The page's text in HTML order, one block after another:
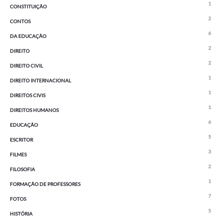
CONSTITUIÇÃO 1
CONTOS 2
DA EDUCAÇÃO 6
DIREITO 2
DIREITO CIVIL 2
DIREITO INTERNACIONAL 1
DIREITOS CIVIS 1
DIREITOS HUMANOS 1
EDUCAÇÃO 6
ESCRITOR 5
FILMES 3
FILOSOFIA 2
FORMAÇÃO DE PROFESSORES 1
FOTOS 7
HISTÓRIA 5